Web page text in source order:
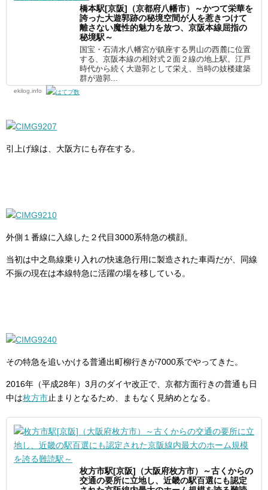
橋本駅[京阪]（京都府八幡市）～かつて栄華を
誇った大遊郭跡の秘境空間が人を惹きつけて
離さない魔性的魅力を放つ、京阪本線屈指の
秘境駅～
国宝・石清水八幡宮が鎮座する男山の西麓に位置
する、京阪本線の相対式２面２線の地上駅。江戸
時代から続く大遊郭として栄え、当時の妓楼建築
群が遊郭...
ekilog.info
引上げ線は、大阪方にも存在する。
外側１番線に入線した２代目3000系特急の横顔。
当初は中之島線乗り入れの快速急行用に製造された車両だが、同線
不振の現在は本線特急に活躍の場を移している。
その特急を追いかける普通出町柳行きが7000系でやってきた。
2016年（平成28年）3月のダイヤ改正で、京都方面行きの普通も日
中は枚方市止まりとなるため、まもなく見納めとなる。
枚方市駅[京阪]（大阪府枚方市）～古くからの
交通の要所に立地し、近畿の駅百選にも認定